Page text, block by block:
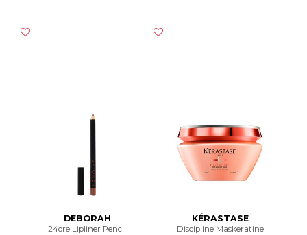
DEBORAH
24ore Lipliner Pencil
KÉRASTASE
Discipline Maskeratine